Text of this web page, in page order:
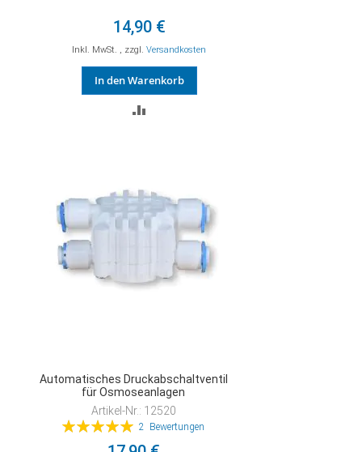
14,90 €
Inkl. MwSt. , zzgl.Versandkosten
In den Warenkorb
Automatisches Druckabschaltventil
für Osmoseanlagen
Artikel-Nr.: 12520
Bewertung:
2 Bewertungen